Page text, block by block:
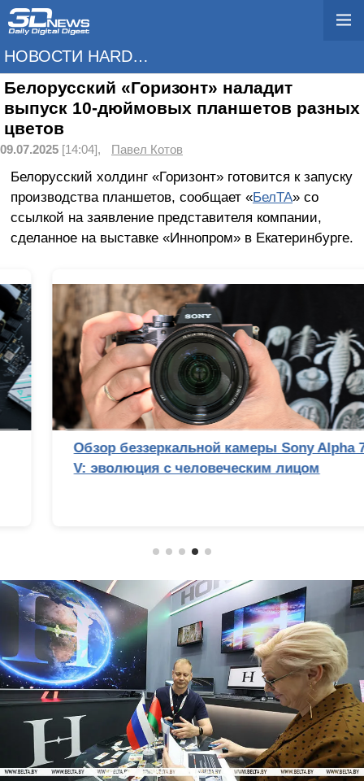
НОВОСТИ HARDWARE
Белорусский «Горизонт» наладит
выпуск 10-дюймовых планшетов разных
цветов
09.07.2025 [14:04], Павел Котов
Белорусский холдинг «Горизонт» готовится к запуску
производства планшетов, сообщает «БелТА» со
ссылкой на заявление представителя компании,
сделанное на выставке «Иннопром» в Екатеринбурге.
Обзор беззеркальной камеры Sony Alpha 7
V: эволюция с человеческим лицом